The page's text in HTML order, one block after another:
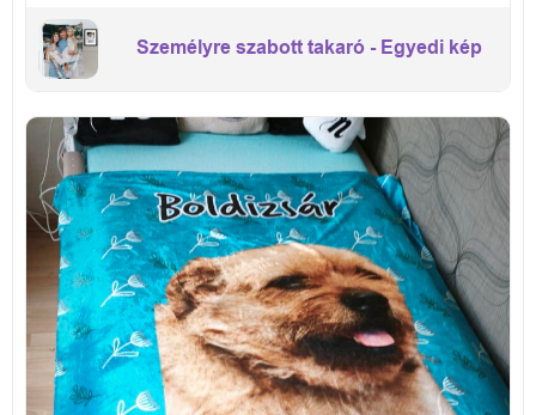
Személyre szabott takaró - Egyedi kép